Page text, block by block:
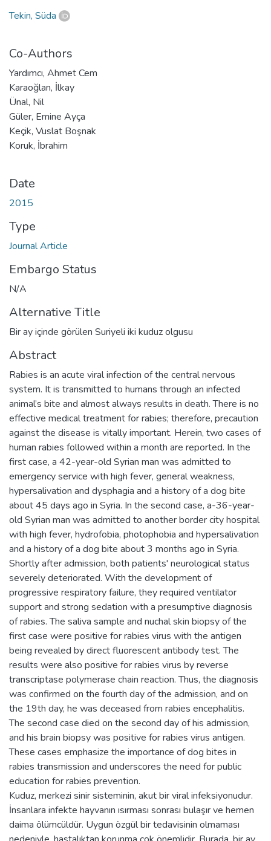
Tekin, Süda
Co-Authors
Yardımcı, Ahmet Cem
Karaoğlan, İlkay
Ünal, Nil
Güler, Emine Ayça
Keçik, Vuslat Boşnak
Koruk, İbrahim
Date
2015
Type
Journal Article
Embargo Status
N/A
Alternative Title
Bir ay içinde görülen Suriyeli iki kuduz olgusu
Abstract
Rabies is an acute viral infection of the central nervous
system. It is transmitted to humans through an infected
animal’s bite and almost always results in death. There is no
effective medical treatment for rabies; therefore, precaution
against the disease is vitally important. Herein, two cases of
human rabies followed within a month are reported. In the
first case, a 42-year-old Syrian man was admitted to
emergency service with high fever, general weakness,
hypersalivation and dysphagia and a history of a dog bite
about 45 days ago in Syria. In the second case, a-36-year-
old Syrian man was admitted to another border city hospital
with high fever, hydrofobia, photophobia and hypersalivation
and a history of a dog bite about 3 months ago in Syria.
Shortly after admission, both patients' neurological status
severely deteriorated. With the development of
progressive respiratory failure, they required ventilator
support and strong sedation with a presumptive diagnosis
of rabies. The saliva sample and nuchal skin biopsy of the
first case were positive for rabies virus with the antigen
being revealed by direct fluorescent antibody test. The
results were also positive for rabies virus by reverse
transcriptase polymerase chain reaction. Thus, the diagnosis
was confirmed on the fourth day of the admission, and on
the 19th day, he was deceased from rabies encephalitis.
The second case died on the second day of his admission,
and his brain biopsy was positive for rabies virus antigen.
These cases emphasize the importance of dog bites in
rabies transmission and underscores the need for public
education for rabies prevention.
Kuduz, merkezi sinir sisteminin, akut bir viral infeksiyonudur.
İnsanlara infekte hayvanın ısırması sonrası bulaşır ve hemen
daima ölümcüldür. Uygun özgül bir tedavisinin olmaması